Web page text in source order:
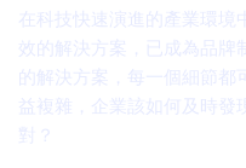
在科技快速演進的產業環境
效的解決方案，已成為品牌
的解決方案，每一個細節都
益複雜，企業該如何及時發
對？